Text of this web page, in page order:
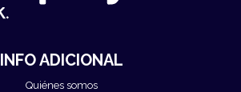
INFO ADICIONAL
Quiénes somos